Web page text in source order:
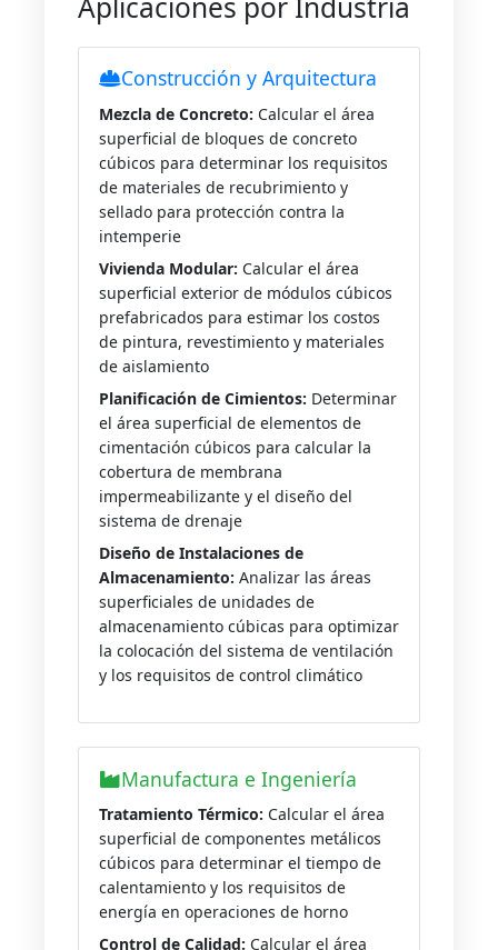
Construcción y Arquitectura
Mezcla de Concreto: Calcular el área
superficial de bloques de concreto
cúbicos para determinar los requisitos
de materiales de recubrimiento y
sellado para protección contra la
intemperie
Vivienda Modular: Calcular el área
superficial exterior de módulos cúbicos
prefabricados para estimar los costos
de pintura, revestimiento y materiales
de aislamiento
Planificación de Cimientos: Determinar
el área superficial de elementos de
cimentación cúbicos para calcular la
cobertura de membrana
impermeabilizante y el diseño del
sistema de drenaje
Diseño de Instalaciones de
Almacenamiento: Analizar las áreas
superficiales de unidades de
almacenamiento cúbicas para optimizar
la colocación del sistema de ventilación
y los requisitos de control climático
Manufactura e Ingeniería
Tratamiento Térmico: Calcular el área
superficial de componentes metálicos
cúbicos para determinar el tiempo de
calentamiento y los requisitos de
energía en operaciones de horno
Control de Calidad: Calcular el área